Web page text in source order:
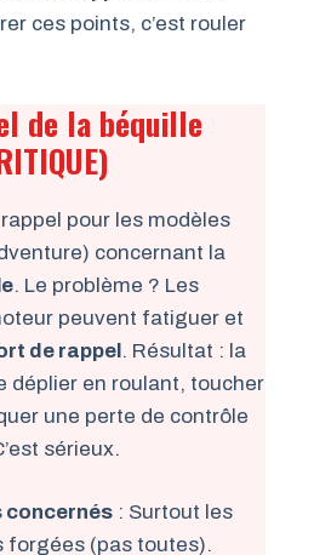
ces points, c’est rouler
de la béquille
pour les modèles
concernant la
. Le problème ? Les
peuvent fatiguer et
de rappel. Résultat : la
déplier en roulant, toucher
une perte de contrôle
sérieux.
concernés: Surtout les
forgées (pas toutes).